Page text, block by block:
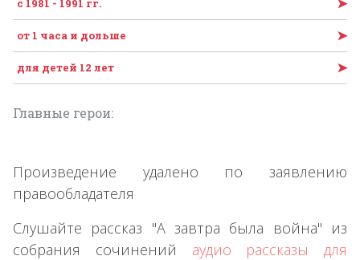
от 1 часа и дольше ➤
для детей 12 лет ➤
Главные герои:
Произведение удалено по заявлению
правообладателя
Слушайте рассказ "А завтра была война" из
собрания сочинений аудио рассказы для